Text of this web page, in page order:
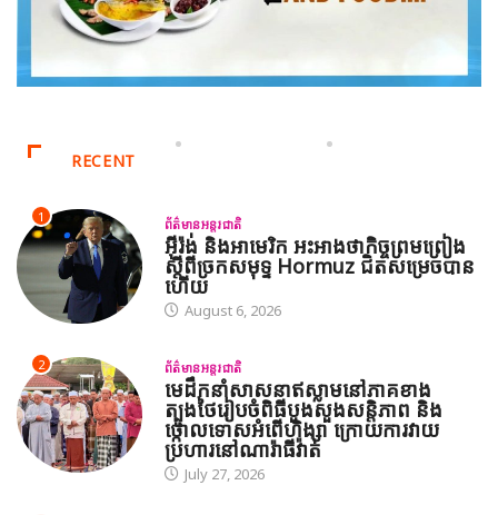
RECENT
1 ព័ត៌មានអន្តរជាតិ
អ៊ីរ៉ង់ និងអាមេរិក អះអាងថាកិច្ចព្រមព្រៀង
ស្តីពីច្រកសមុទ្ទ Hormuz ជិតសម្រេចបាន
ហើយ
August 6, 2026
2 ព័ត៌មានអន្តរជាតិ
មេដឹកនាំសាសនាឥស្លាមនៅភាគខាង
ត្បូងថៃរៀបចំពិធីបួងសួងសន្តិភាព និង
ថ្កោលទោសអំពើហិង្សា ក្រោយការវាយ
ប្រហារនៅណារ៉ាធីវ៉ាត់
July 27, 2026